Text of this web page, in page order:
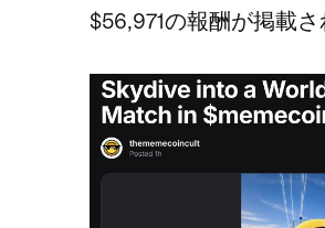
$56,971の報酬が掲載さ